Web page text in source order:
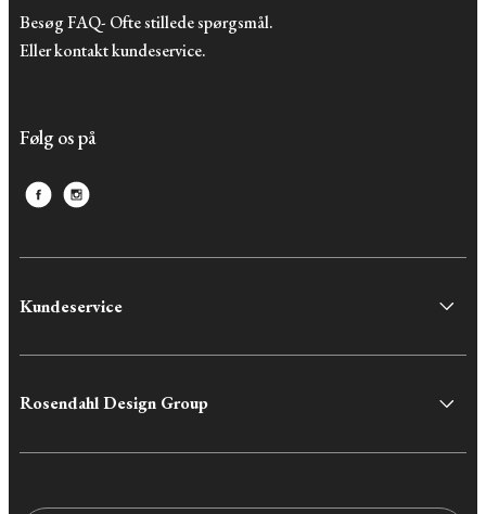
Besøg FAQ- Ofte stillede spørgsmål.
Eller kontakt kundeservice.
Følg os på
Kundeservice
Rosendahl Design Group